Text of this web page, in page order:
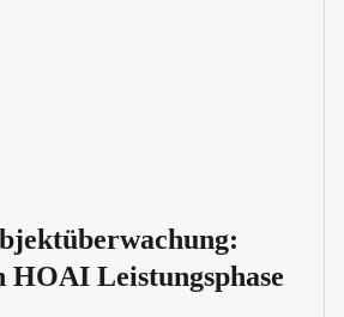
HOAI Leistungsphase